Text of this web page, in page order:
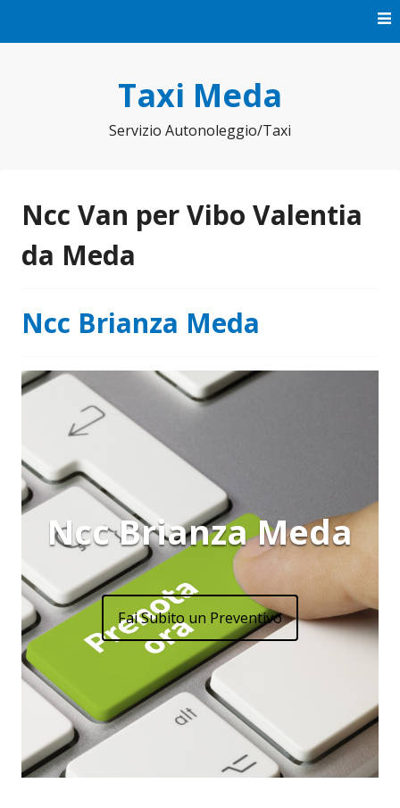
Taxi Meda
Servizio Autonoleggio/Taxi
Ncc Van per Vibo Valentia
da Meda
Ncc Brianza Meda
Ncc Brianza Meda
Fai Subito un Preventivo